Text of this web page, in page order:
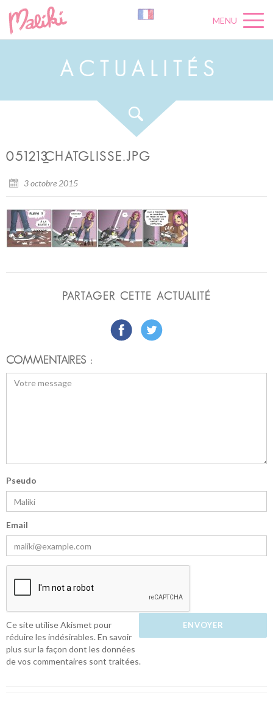
MENU
A C U A L É S
051213_CHATGLISSE.JPG
3 octobre 2015
PARTAGER CETTE ACTUALITÉ
COMMENTAIRES :
Pseudo
Email
Ce site utilise Akismet pour
réduire les indésirables.En savoir
plus sur la façon dont les données
de vos commentaires sont traitées.